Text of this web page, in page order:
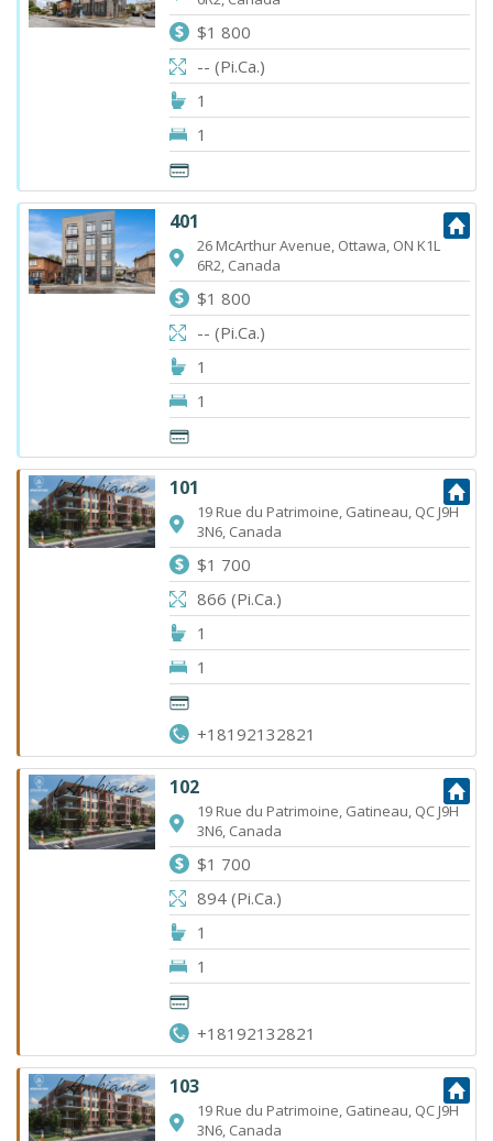
$1 800
-- (Pi.Ca.)
1
1
401
26 McArthur Avenue, Ottawa, ON K1L
6R2, Canada
$1 800
-- (Pi.Ca.)
1
1
101
19 Rue du Patrimoine, Gatineau, QC J9H
3N6, Canada
$1 700
866 (Pi.Ca.)
1
1
+18192132821
102
19 Rue du Patrimoine, Gatineau, QC J9H
3N6, Canada
$1 700
894 (Pi.Ca.)
1
1
+18192132821
103
19 Rue du Patrimoine, Gatineau, QC J9H
3N6, Canada